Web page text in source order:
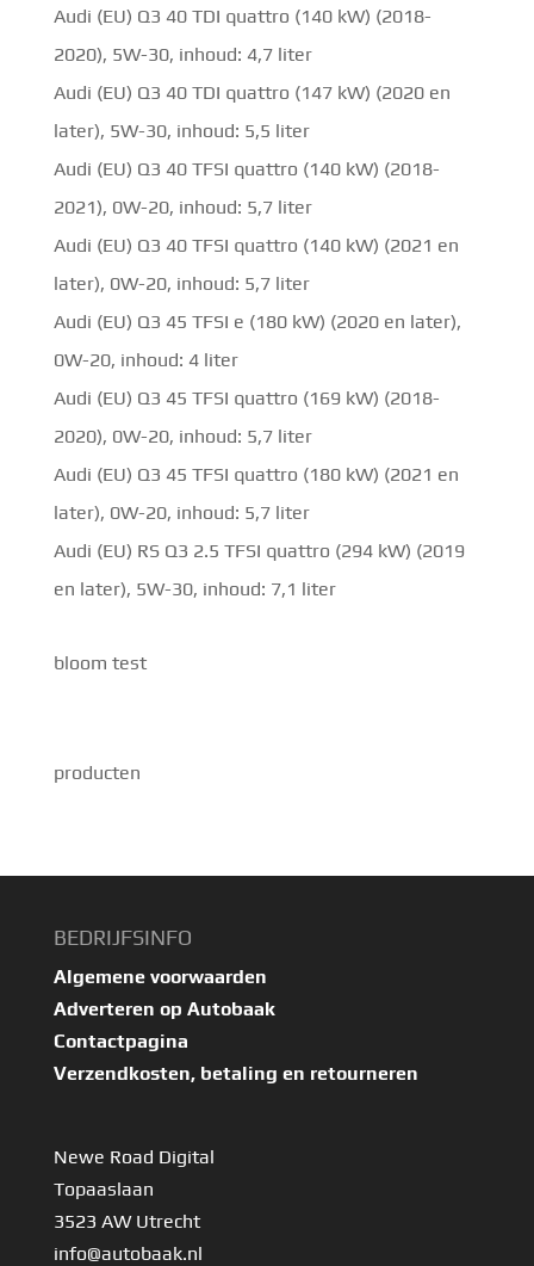
Audi (EU) Q3 40 TDI quattro (140 kW) (2018-
2020), 5W-30, inhoud: 4,7 liter
Audi (EU) Q3 40 TDI quattro (147 kW) (2020 en
later), 5W-30, inhoud: 5,5 liter
Audi (EU) Q3 40 TFSI quattro (140 kW) (2018-
2021), 0W-20, inhoud: 5,7 liter
Audi (EU) Q3 40 TFSI quattro (140 kW) (2021 en
later), 0W-20, inhoud: 5,7 liter
Audi (EU) Q3 45 TFSI e (180 kW) (2020 en later),
0W-20, inhoud: 4 liter
Audi (EU) Q3 45 TFSI quattro (169 kW) (2018-
2020), 0W-20, inhoud: 5,7 liter
Audi (EU) Q3 45 TFSI quattro (180 kW) (2021 en
later), 0W-20, inhoud: 5,7 liter
Audi (EU) RS Q3 2.5 TFSI quattro (294 kW) (2019
en later), 5W-30, inhoud: 7,1 liter
bloom test
producten
BEDRIJFSINFO
Algemene voorwaarden
Adverteren op Autobaak
Contactpagina
Verzendkosten, betaling en retourneren
Newe Road Digital
Topaaslaan
3523 AW Utrecht
info@autobaak.nl